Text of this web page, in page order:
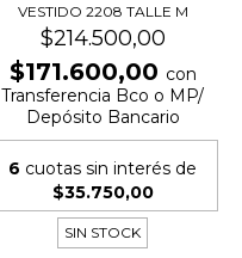
VESTIDO 2208 TALLE M
$214.500,00
$171.600,00 con
Transferencia Bco o MP/
Depósito Bancario
6 cuotas sin interés de
$35.750,00
SIN STOCK